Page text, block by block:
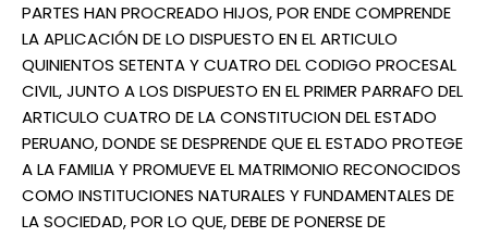
PARTES HAN PROCREADO HIJOS, POR ENDE COMPRENDE
LA APLICACIÓN DE LO DISPUESTO EN EL ARTICULO
QUINIENTOS SETENTA Y CUATRO DEL CODIGO PROCESAL
CIVIL, JUNTO A LOS DISPUESTO EN EL PRIMER PARRAFO DEL
ARTICULO CUATRO DE LA CONSTITUCION DEL ESTADO
PERUANO, DONDE SE DESPRENDE QUE EL ESTADO PROTEGE
A LA FAMILIA Y PROMUEVE EL MATRIMONIO RECONOCIDOS
COMO INSTITUCIONES NATURALES Y FUNDAMENTALES DE
LA SOCIEDAD, POR LO QUE, DEBE DE PONERSE DE